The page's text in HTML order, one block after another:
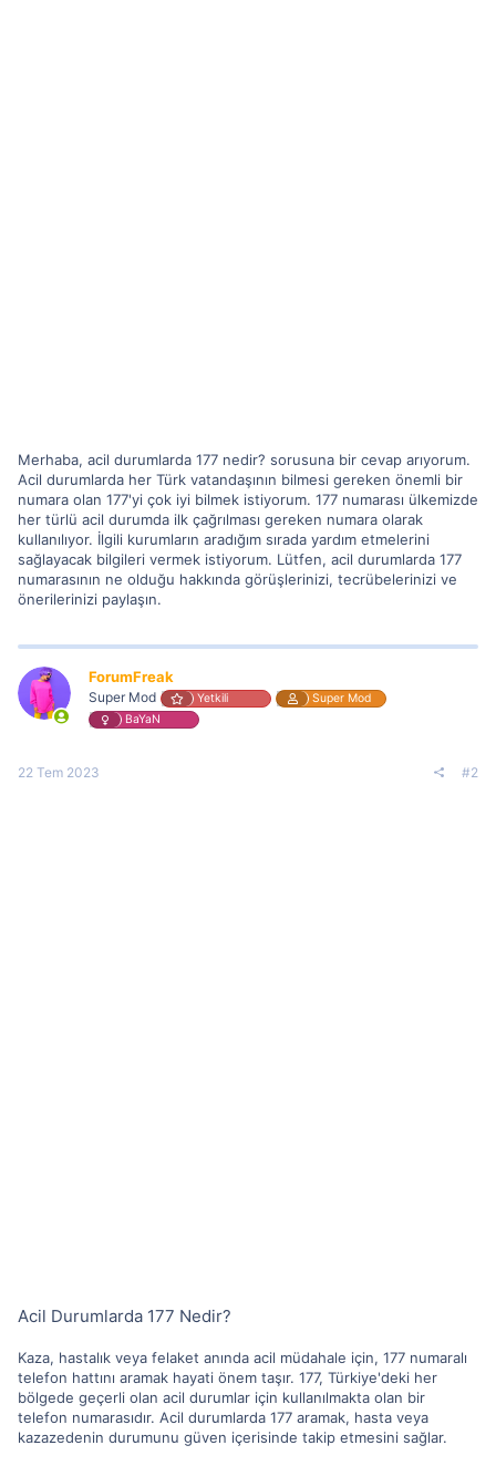
Merhaba, acil durumlarda 177 nedir? sorusuna bir cevap arıyorum.
Acil durumlarda her Türk vatandaşının bilmesi gereken önemli bir
numara olan 177'yi çok iyi bilmek istiyorum. 177 numarası ülkemizde
her türlü acil durumda ilk çağrılması gereken numara olarak
kullanılıyor. İlgili kurumların aradığım sırada yardım etmelerini
sağlayacak bilgileri vermek istiyorum. Lütfen, acil durumlarda 177
numarasının ne olduğu hakkında görüşlerinizi, tecrübelerinizi ve
önerilerinizi paylaşın.
ForumFreak
Super Mod Yetkili
Super Mod
BaYaN
22 Tem 2023 #2
Acil Durumlarda 177 Nedir?
Kaza, hastalık veya felaket anında acil müdahale için, 177 numaralı
telefon hattını aramak hayati önem taşır. 177, Türkiye'deki her
bölgede geçerli olan acil durumlar için kullanılmakta olan bir
telefon numarasıdır. Acil durumlarda 177 aramak, hasta veya
kazazedenin durumunu güven içerisinde takip etmesini sağlar.